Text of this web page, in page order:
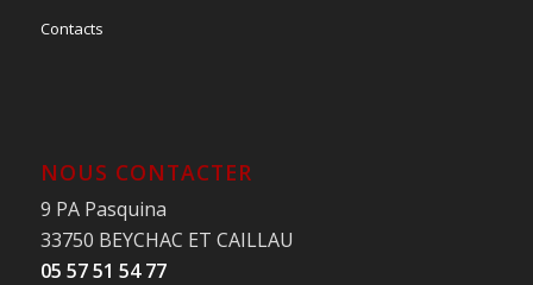
Contacts
NOUS CONTACTER
9 PA Pasquina
33750 BEYCHAC ET CAILLAU
05 57 51 54 77